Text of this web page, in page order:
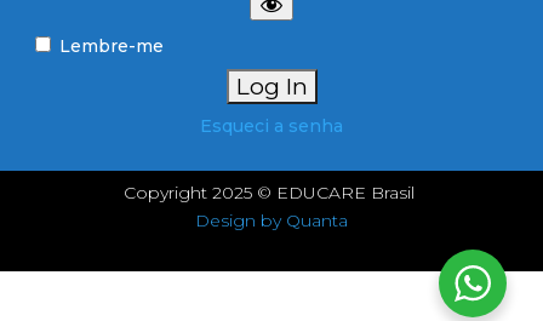
Lembre-me
Esqueci a senha
Copyright 2025 © EDUCARE Brasil
Design by Quanta